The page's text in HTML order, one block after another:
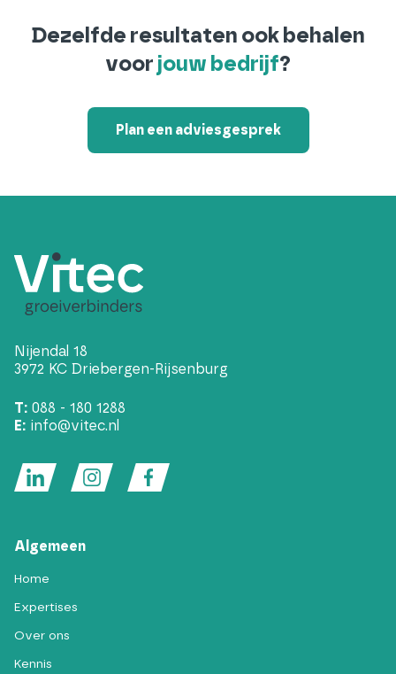
Dezelfde resultaten ook behalen
voor jouw bedrijf?
Plan een adviesgesprek
Nijendal 18
3972 KC Driebergen-Rijsenburg
T: 088 - 180 1288
E: info@vitec.nl
Algemeen
Home
Expertises
Over ons
Kennis